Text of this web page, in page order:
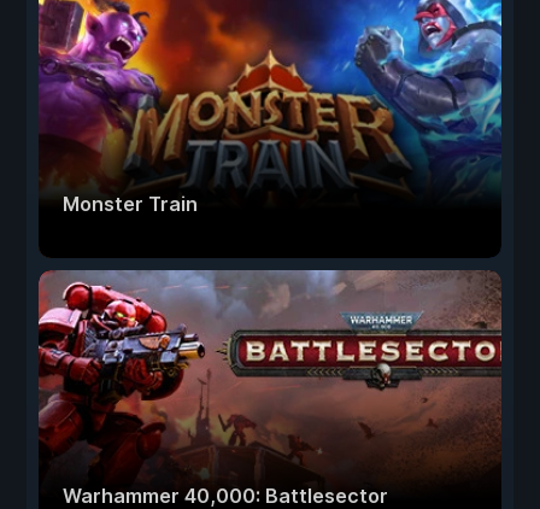
Monster Train
Warhammer 40,000: Battlesector